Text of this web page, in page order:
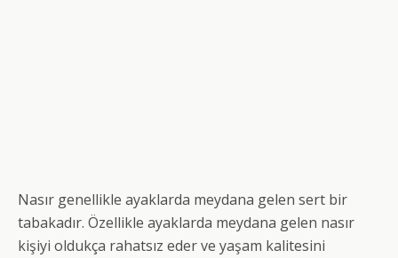
Nasır genellikle ayaklarda meydana gelen sert bir
tabakadır. Özellikle ayaklarda meydana gelen nasır
kişiyi oldukça rahatsız eder ve yaşam kalitesini